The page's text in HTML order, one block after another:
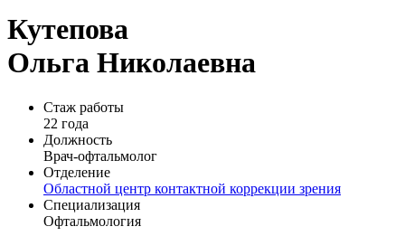
Кутепова
Ольга Николаевна
Стаж работы
22 года
Должность
Врач-офтальмолог
Отделение
Областной центр контактной коррекции зрения
Специализация
Офтальмология